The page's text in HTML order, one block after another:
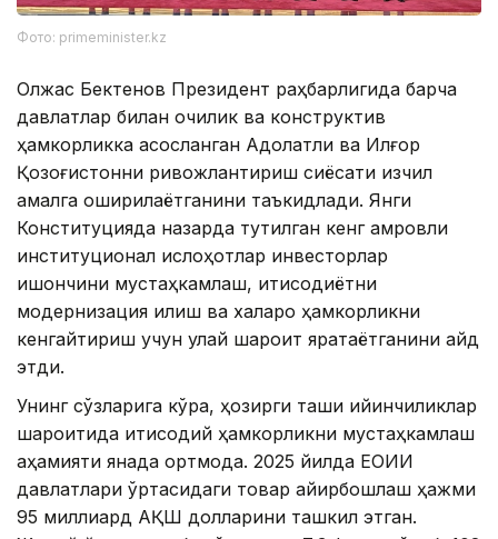
Фото: primeminister.kz
Олжас Бектенов Президент раҳбарлигида барча
давлатлар билан очиқлик ва конструктив
ҳамкорликка асосланган Адолатли ва Илғор
Қозоғистонни ривожлантириш сиёсати изчил
амалга оширилаётганини таъкидлади. Янги
Конституцияда назарда тутилган кенг қамровли
институционал ислоҳотлар инвесторлар
ишончини мустаҳкамлаш, иқтисодиётни
модернизация қилиш ва халқаро ҳамкорликни
кенгайтириш учун қулай шароит яратаётганини қайд
этди.
Унинг сўзларига кўра, ҳозирги ташқи қийинчиликлар
шароитида иқтисодий ҳамкорликни мустаҳкамлаш
аҳамияти янада ортмоқда. 2025 йилда ЕОИИ
давлатлари ўртасидаги товар айирбошлаш ҳажми
95 миллиард АҚШ долларини ташкил этган.